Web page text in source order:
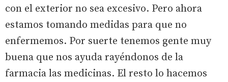
con el exterior no sea excesivo. Pero ahora
estamos tomando medidas para que no
enfermemos. Por suerte tenemos gente muy
buena que nos ayuda rayéndonos de la
farmacia las medicinas. El resto lo hacemos